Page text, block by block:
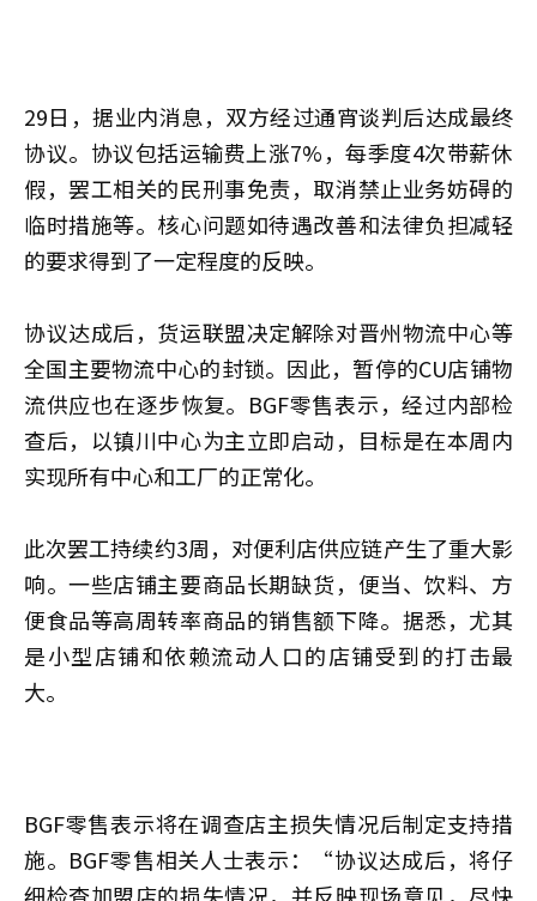
29日，据业内消息，双方经过通宵谈判后达成最终
协议。协议包括运输费上涨7%，每季度4次带薪休
假，罢工相关的民刑事免责，取消禁止业务妨碍的
临时措施等。核心问题如待遇改善和法律负担减轻
的要求得到了一定程度的反映。
协议达成后，货运联盟决定解除对晋州物流中心等
全国主要物流中心的封锁。因此，暂停的CU店铺物
流供应也在逐步恢复。BGF零售表示，经过内部检
查后，以镇川中心为主立即启动，目标是在本周内
实现所有中心和工厂的正常化。
此次罢工持续约3周，对便利店供应链产生了重大影
响。一些店铺主要商品长期缺货，便当、饮料、方
便食品等高周转率商品的销售额下降。据悉，尤其
是小型店铺和依赖流动人口的店铺受到的打击最
大。
BGF零售表示将在调查店主损失情况后制定支持措
施。BGF零售相关人士表示：“协议达成后，将仔